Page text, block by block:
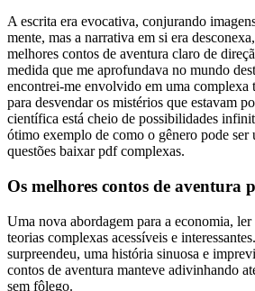
A escrita era evocativa, conjurando
mente, mas a narrativa em si era
melhores contos de aventura claro de
medida que me aprofundava no mundo
encontrei-me envolvido em uma complexa
para desvendar os mistérios que estavam
científica está cheio de possibilidades
ótimo exemplo de como o gênero pode ser
questões baixar pdf complexas.
Os melhores contos de aventura
Uma nova abordagem para a economia,
teorias complexas acessíveis e
surpreendeu, uma história sinuosa e
contos de aventura manteve adivinhando
sem fôlego.